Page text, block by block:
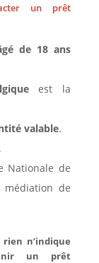
un prêt
de 18 ans
est la
valable.
.
Nationale de
médiation de
rien n’indique
un prêt